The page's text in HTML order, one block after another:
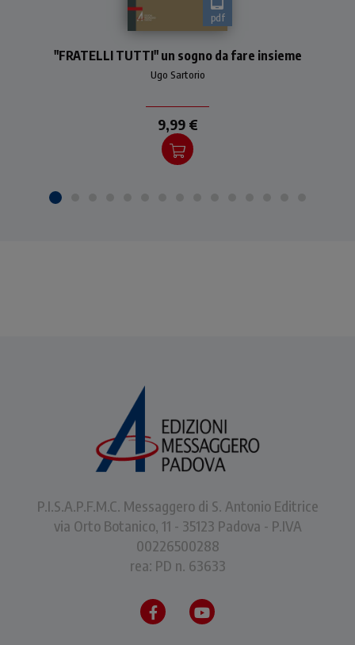
pdf
ambizione, quella di
aggiustare, capovolgendola,
Ugo Sartorio
"FRATELLI TUTTI" un sogno da fare insieme
9,99 €
P.I.S.A.P.F.M.C. Messaggero di S. Antonio Editrice
via Orto Botanico, 11 - 35123 Padova - P.IVA
00226500288
rea: PD n. 63633